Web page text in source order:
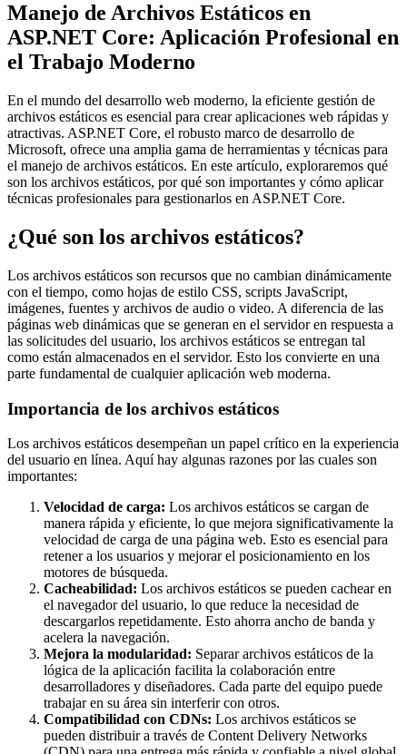
Manejo de Archivos Estáticos en
ASP.NET Core: Aplicación Profesional en
el Trabajo Moderno
En el mundo del desarrollo web moderno, la eficiente gestión de
archivos estáticos es esencial para crear aplicaciones web rápidas y
atractivas. ASP.NET Core, el robusto marco de desarrollo de
Microsoft, ofrece una amplia gama de herramientas y técnicas para
el manejo de archivos estáticos. En este artículo, exploraremos qué
son los archivos estáticos, por qué son importantes y cómo aplicar
técnicas profesionales para gestionarlos en ASP.NET Core.
¿Qué son los archivos estáticos?
Los archivos estáticos son recursos que no cambian dinámicamente
con el tiempo, como hojas de estilo CSS, scripts JavaScript,
imágenes, fuentes y archivos de audio o video. A diferencia de las
páginas web dinámicas que se generan en el servidor en respuesta a
las solicitudes del usuario, los archivos estáticos se entregan tal
como están almacenados en el servidor. Esto los convierte en una
parte fundamental de cualquier aplicación web moderna.
Importancia de los archivos estáticos
Los archivos estáticos desempeñan un papel crítico en la experiencia
del usuario en línea. Aquí hay algunas razones por las cuales son
importantes:
Velocidad de carga: Los archivos estáticos se cargan de
manera rápida y eficiente, lo que mejora significativamente la
velocidad de carga de una página web. Esto es esencial para
retener a los usuarios y mejorar el posicionamiento en los
motores de búsqueda.
Cacheabilidad: Los archivos estáticos se pueden cachear en
el navegador del usuario, lo que reduce la necesidad de
descargarlos repetidamente. Esto ahorra ancho de banda y
acelera la navegación.
Mejora la modularidad: Separar archivos estáticos de la
lógica de la aplicación facilita la colaboración entre
desarrolladores y diseñadores. Cada parte del equipo puede
trabajar en su área sin interferir con otros.
Compatibilidad con CDNs: Los archivos estáticos se
pueden distribuir a través de Content Delivery Networks